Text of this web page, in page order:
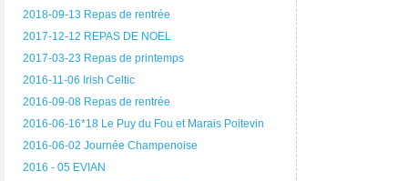
2018-09-13 Repas de rentrée
2017-12-12 REPAS DE NOEL
2017-03-23 Repas de printemps
2016-11-06 Irish Celtic
2016-09-08 Repas de rentrée
2016-06-16*18 Le Puy du Fou et Marais Poitevin
2016-06-02 Journée Champenoise
2016 - 05 EVIAN